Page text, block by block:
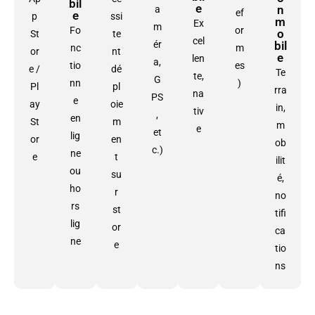
p
St
or
e /
Pl
ay
St
or
e
bil
e
Fo
nc
tio
nn
e
en
lig
ne
ou
ho
rs
lig
ne
ssi
te
nt
dé
pl
oie
m
en
t
su
r
st
or
e
a
m
ér
a,
G
PS
,
et
c.)
e
Ex
cel
len
te,
na
tiv
e
ef
or
m
es
)
n
m
o
bil
e
Te
rra
in,
m
ob
ilit
é,
no
tifi
ca
tio
ns